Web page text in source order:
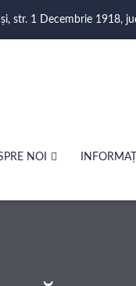
str. 1 Decembrie 1918,
NOI